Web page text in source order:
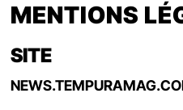
MENTIONS
SITE